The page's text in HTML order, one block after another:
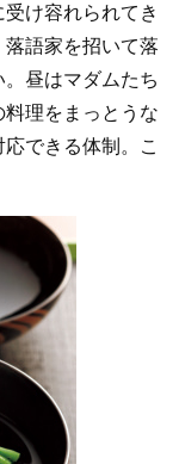
け容れられてき
語家を招いて落
昼はマダムたち
理をまっとうな
できる体制。こ